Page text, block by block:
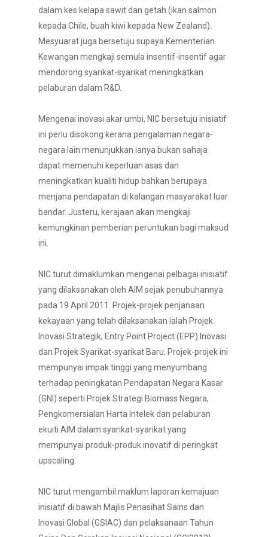
dalam kes kelapa sawit dan getah (ikan salmon
kepada Chile, buah kiwi kepada New Zealand).
Mesyuarat juga bersetuju supaya Kementerian
Kewangan mengkaji semula insentif-insentif agar
mendorong syarikat-syarikat meningkatkan
pelaburan dalam R&D.
Mengenai inovasi akar umbi, NIC bersetuju inisiatif
ini perlu disokong kerana pengalaman negara-
negara lain menunjukkan ianya bukan sahaja
dapat memenuhi keperluan asas dan
meningkatkan kualiti hidup bahkan berupaya
menjana pendapatan di kalangan masyarakat luar
bandar. Justeru, kerajaan akan mengkaji
kemungkinan pemberian peruntukan bagi maksud
ini.
NIC turut dimaklumkan mengenai pelbagai inisiatif
yang dilaksanakan oleh AIM sejak penubuhannya
pada 19 April 2011. Projek-projek penjanaan
kekayaan yang telah dilaksanakan ialah Projek
Inovasi Strategik, Entry Point Project (EPP) Inovasi
dan Projek Syarikat-syarikat Baru. Projek-projek ini
mempunyai impak tinggi yang menyumbang
terhadap peningkatan Pendapatan Negara Kasar
(GNI) seperti Projek Strategi Biomass Negara,
Pengkomersialan Harta Intelek dan pelaburan
ekuiti AIM dalam syarikat-syarikat yang
mempunyai produk-produk inovatif di peringkat
upscaling.
NIC turut mengambil maklum laporan kemajuan
inisiatif di bawah Majlis Penasihat Sains dan
Inovasi Global (GSIAC) dan pelaksanaan Tahun